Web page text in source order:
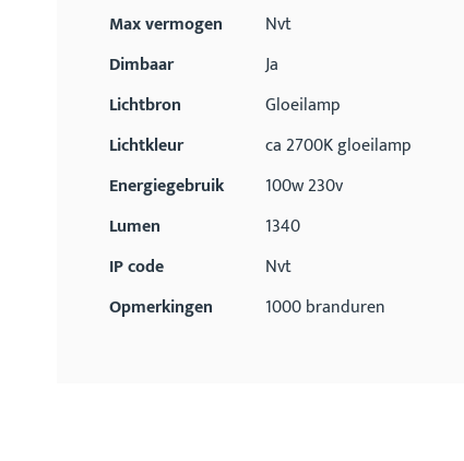
Max vermogen
Nvt
Dimbaar
Ja
Lichtbron
Gloeilamp
Lichtkleur
ca 2700K gloeilamp
Energiegebruik
100w 230v
Lumen
1340
IP code
Nvt
Opmerkingen
1000 branduren